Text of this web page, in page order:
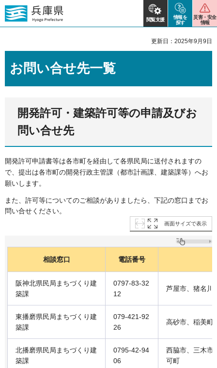
閲覧支援
情報を
探す
災害・安全
情報
更新日：2025年9月9日
お問い合せ先一覧
開発許可・建築許可等の申請及びお
問い合せ先
開発許可申請書等は各市町を経由して各県民局に送付されますの
で、提出は各市町の開発行政主管課（都市計画課、建築課等）へお
願いします。
また、許可等についてのご相談がありましたら、下記の窓口までお
問い合せください。
画面サイズで表示
相談窓口 電話番号
阪神北県民局まちづくり建
築課
0797-83-32
12
芦屋市、猪名川
東播磨県民局まちづくり建
築課
079-421-92
26
高砂市、稲美町
北播磨県民局まちづくり建
築課
0795-42-94
06
西脇市、三木市
可町